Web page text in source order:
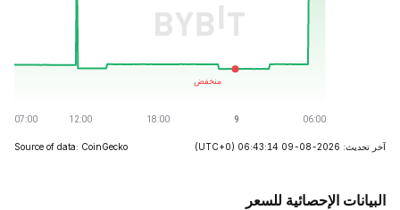
آخر تحديث: 2026-08-09 06:43:14 (UTC+0)
Source of data: CoinGecko
البيانات الإحصائية للسعر